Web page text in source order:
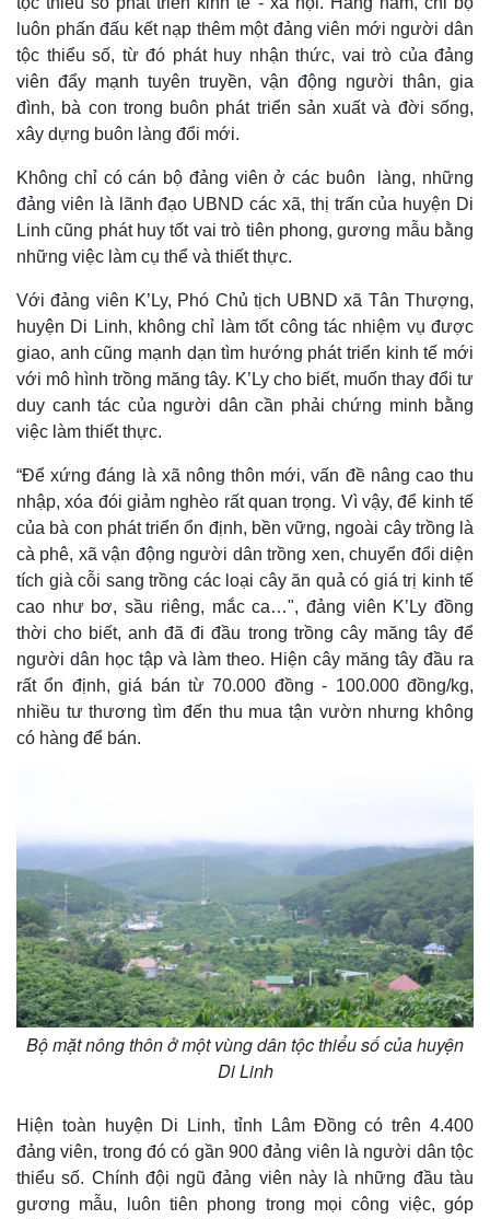
Pháp luật
Vụ án
Tin nóng
Tư vấn luật
Quân sự - Quốc phòng
Vũ khí
Việt Nam
Phân tích
luôn phấn đấu kết nạp thêm một đảng viên mới người dân
tộc thiểu số, từ đó phát huy nhận thức, vai trò của đảng
viên đẩy mạnh tuyên truyền, vận động người thân, gia
đình, bà con trong buôn phát triển sản xuất và đời sống,
xây dựng buôn làng đổi mới.
Không chỉ có cán bộ đảng viên ở các buôn làng, những
đảng viên là lãnh đạo UBND các xã, thị trấn của huyện Di
Linh cũng phát huy tốt vai trò tiên phong, gương mẫu bằng
những việc làm cụ thể và thiết thực.
Với đảng viên K’Ly, Phó Chủ tịch UBND xã Tân Thượng,
huyện Di Linh, không chỉ làm tốt công tác nhiệm vụ được
giao, anh cũng mạnh dạn tìm hướng phát triển kinh tế mới
với mô hình trồng măng tây. K’Ly cho biết, muốn thay đổi tư
duy canh tác của người dân cần phải chứng minh bằng
việc làm thiết thực.
“Để xứng đáng là xã nông thôn mới, vấn đề nâng cao thu
nhập, xóa đói giảm nghèo rất quan trọng. Vì vậy, để kinh tế
của bà con phát triển ổn định, bền vững, ngoài cây trồng là
cà phê, xã vận động người dân trồng xen, chuyển đổi diện
tích già cỗi sang trồng các loại cây ăn quả có giá trị kinh tế
cao như bơ, sầu riêng, mắc ca…", đảng viên K’Ly đồng
thời cho biết, anh đã đi đầu trong trồng cây măng tây để
người dân học tập và làm theo. Hiện cây măng tây đầu ra
rất ổn định, giá bán từ 70.000 đồng - 100.000 đồng/kg,
nhiều tư thương tìm đến thu mua tận vườn nhưng không
có hàng để bán.
Bộ mặt nông thôn ở một vùng dân tộc thiểu số của huyện
Di Linh
Hiện toàn huyện Di Linh, tỉnh Lâm Đồng có trên 4.400
đảng viên, trong đó có gần 900 đảng viên là người dân tộc
thiểu số. Chính đội ngũ đảng viên này là những đầu tàu
gương mẫu, luôn tiên phong trong mọi công việc, góp